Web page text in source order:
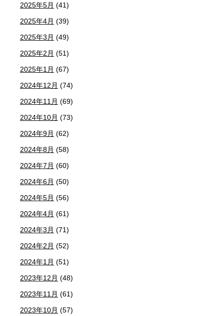
2025年5月 (41)
2025年4月 (39)
2025年3月 (49)
2025年2月 (51)
2025年1月 (67)
2024年12月 (74)
2024年11月 (69)
2024年10月 (73)
2024年9月 (62)
2024年8月 (58)
2024年7月 (60)
2024年6月 (50)
2024年5月 (56)
2024年4月 (61)
2024年3月 (71)
2024年2月 (52)
2024年1月 (51)
2023年12月 (48)
2023年11月 (61)
2023年10月 (57)